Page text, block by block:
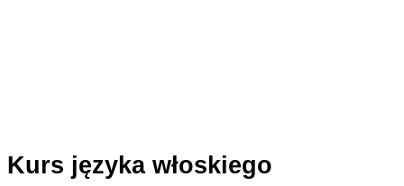
Kurs języka włoskiego